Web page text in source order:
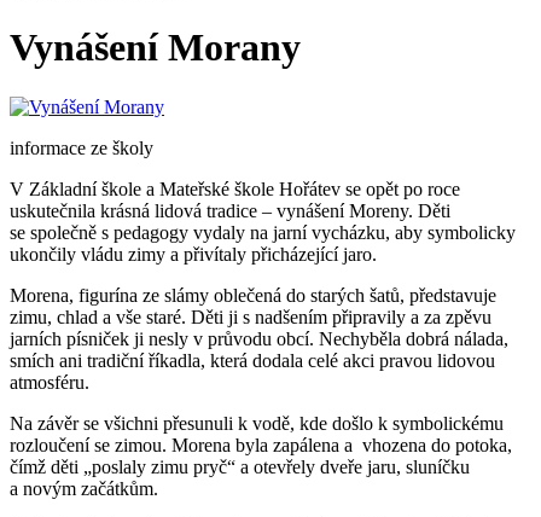
Vynášení Morany
informace ze školy
V Základní škole a Mateřské škole Hořátev se opět po roce
uskutečnila krásná lidová tradice – vynášení Moreny. Děti
se společně s pedagogy vydaly na jarní vycházku, aby symbolicky
ukončily vládu zimy a přivítaly přicházející jaro.
Morena, figurína ze slámy oblečená do starých šatů, představuje
zimu, chlad a vše staré. Děti ji s nadšením připravily a za zpěvu
jarních písniček ji nesly v průvodu obcí. Nechyběla dobrá nálada,
smích ani tradiční říkadla, která dodala celé akci pravou lidovou
atmosféru.
Na závěr se všichni přesunuli k vodě, kde došlo k symbolickému
rozloučení se zimou. Morena byla zapálena a vhozena do potoka,
čímž děti „poslaly zimu pryč“ a otevřely dveře jaru, sluníčku
a novým začátkům.